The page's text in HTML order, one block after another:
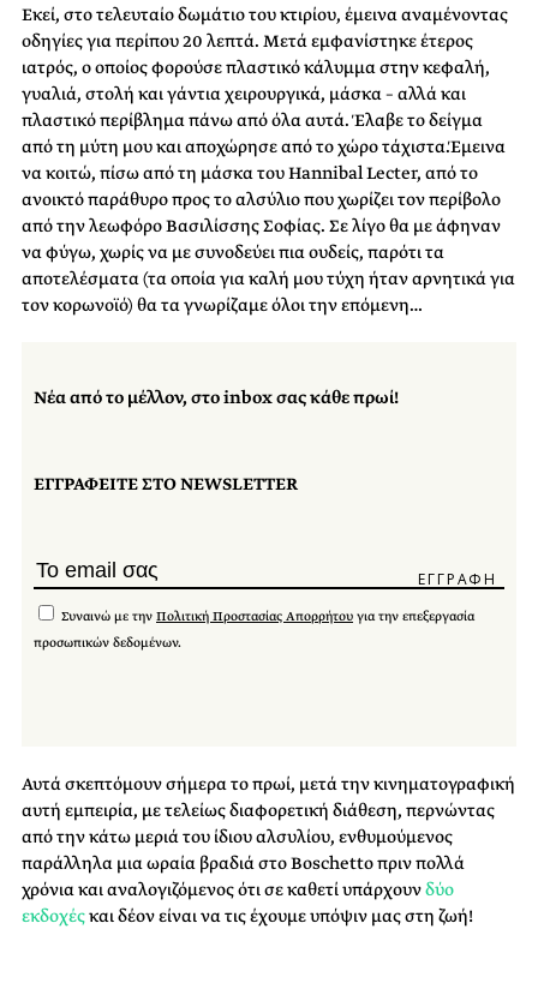
Εκεί, στο τελευταίο δωμάτιο του κτιρίου, έμεινα αναμένοντας
οδηγίες για περίπου 20 λεπτά. Μετά εμφανίστηκε έτερος
ιατρός, ο οποίος φορούσε πλαστικό κάλυμμα στην κεφαλή,
γυαλιά, στολή και γάντια χειρουργικά, μάσκα – αλλά και
πλαστικό περίβλημα πάνω από όλα αυτά. Έλαβε το δείγμα
από τη μύτη μου και αποχώρησε από το χώρο τάχιστα.Έμεινα
να κοιτώ, πίσω από τη μάσκα του Hannibal Lecter, από το
ανοικτό παράθυρο προς το αλσύλιο που χωρίζει τον περίβολο
από την λεωφόρο Βασιλίσσης Σοφίας. Σε λίγο θα με άφηναν
να φύγω, χωρίς να με συνοδεύει πια ουδείς, παρότι τα
αποτελέσματα (τα οποία για καλή μου τύχη ήταν αρνητικά για
τον κορωνοϊό) θα τα γνωρίζαμε όλοι την επόμενη…
Νέα από το μέλλον, στο inbox σας κάθε πρωί!
ΕΓΓΡΑΦΕΙΤΕ ΣΤΟ NEWSLETTER
Συναινώ με την Πολιτική Προστασίας Απορρήτου για την επεξεργασία
προσωπικών δεδομένων.
Αυτά σκεπτόμουν σήμερα το πρωί, μετά την κινηματογραφική
αυτή εμπειρία, με τελείως διαφορετική διάθεση, περνώντας
από την κάτω μεριά του ίδιου αλσυλίου, ενθυμούμενος
παράλληλα μια ωραία βραδιά στο Boschetto πριν πολλά
χρόνια και αναλογιζόμενος ότι σε καθετί υπάρχουνδύο
εκδοχέςκαι δέον είναι να τις έχουμε υπόψιν μας στη ζωή!